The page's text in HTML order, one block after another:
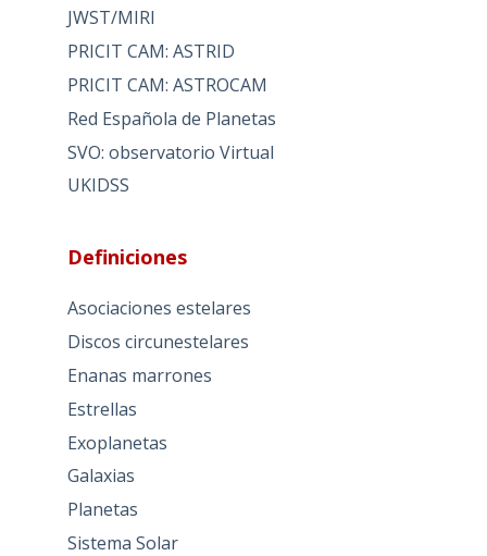
JWST/MIRI
PRICIT CAM: ASTRID
PRICIT CAM: ASTROCAM
Red Española de Planetas
SVO: observatorio Virtual
UKIDSS
Definiciones
Asociaciones estelares
Discos circunestelares
Enanas marrones
Estrellas
Exoplanetas
Galaxias
Planetas
Sistema Solar